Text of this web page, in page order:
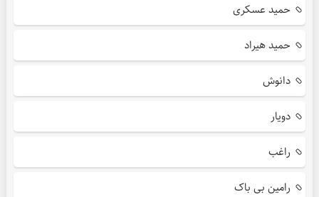
حمید عسکری
حمید هیراد
دانوش
دویار
راغب
رامین بی باک